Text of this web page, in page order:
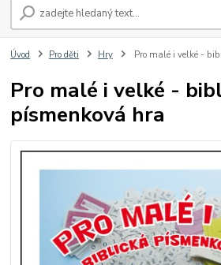
Úvod Pro děti Hry Pro malé i velké -
Pro malé i velké -
písmenková hra